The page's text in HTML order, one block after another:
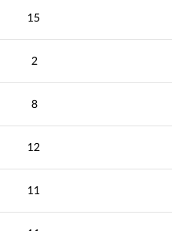
15
2
8
12
11